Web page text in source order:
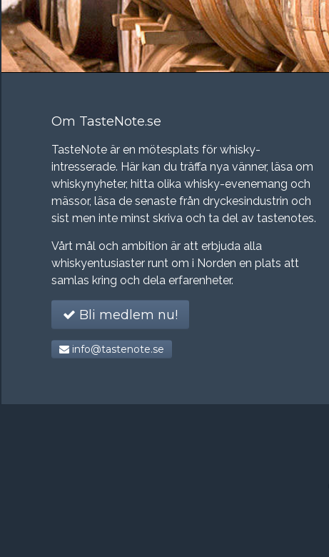
Om TasteNote.se
TasteNote är en mötesplats för whisky-
intresserade. Här kan du träffa nya vänner, läsa om
whiskynyheter, hitta olika whisky-evenemang och
mässor, läsa de senaste från dryckesindustrin och
sist men inte minst skriva och ta del av tastenotes.
Vårt mål och ambition är att erbjuda alla
whiskyentusiaster runt om i Norden en plats att
samlas kring och dela erfarenheter.
Bli medlem nu!
info@tastenote.se